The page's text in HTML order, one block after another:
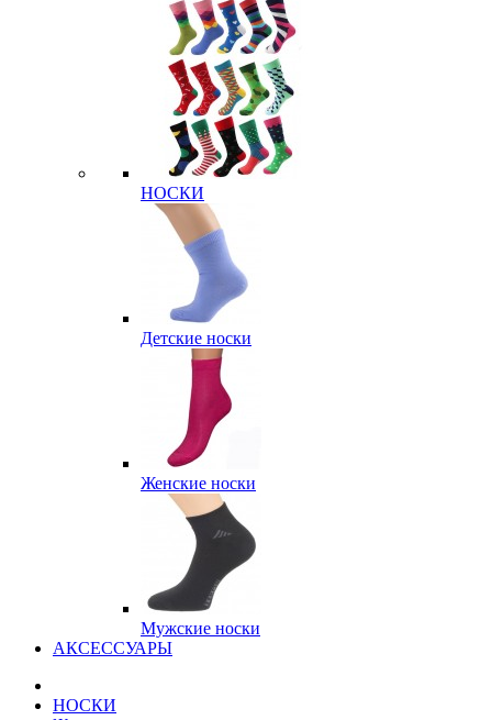
НОСКИ
Детские носки
Женские носки
Мужские носки
АКСЕССУАРЫ
НОСКИ